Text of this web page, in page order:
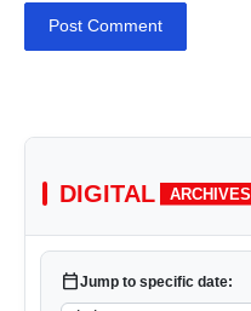
Post Comment
DIGITAL ARCHIVES
calendar_todayJump to specific date: